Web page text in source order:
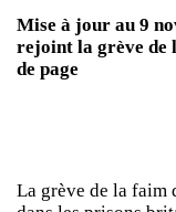
Mise à jour au 9
rejoint la grève de
de page
La grève de la faim